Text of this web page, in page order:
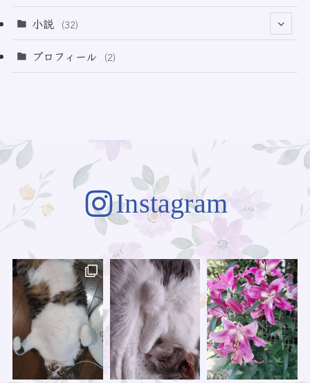
(73)
小説 (32)
プロフィール (2)
Instagram